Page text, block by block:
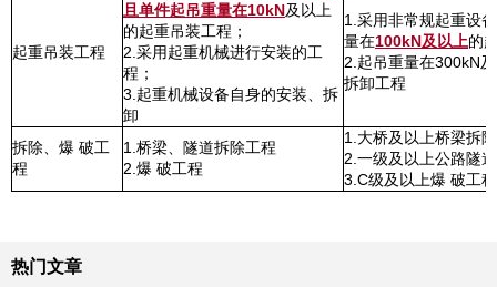
起重吊装工程
且单件起吊重量在10kN及以上
的起重吊装工程；
2.采用起重机械进行安装的工
程；
3.起重机械设备自身的安装、拆
卸
1.采用非常规起重设
量在100kN及以上的
2.起吊重量在300kN
拆卸工程
拆除、爆 破工
程
1.桥梁、隧道拆除工程
2.爆 破工程
1.大桥及以上桥梁拆
2.一级及以上公路隧
3.C级及以上爆 破工
热门文章